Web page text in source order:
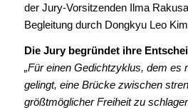
der Jury-Vorsitzenden Ilma
Begleitung durch Dongkyu Leo
Die Jury begründet ihre
„Für einen Gedichtzyklus, dem es
gelingt, eine Brücke zwischen
größtmöglicher Freiheit zu